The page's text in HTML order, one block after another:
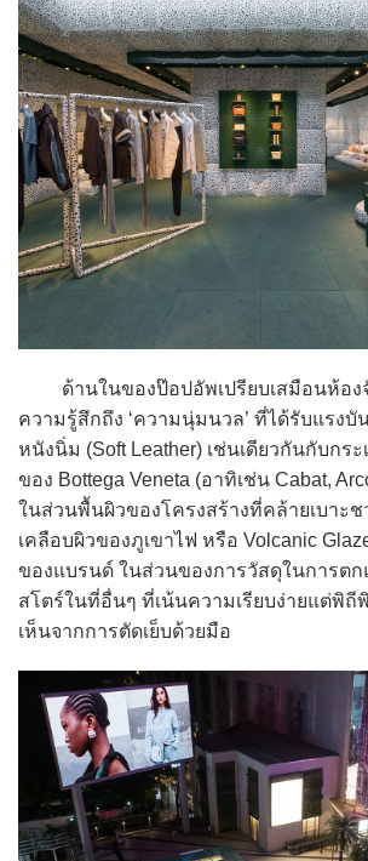
ด้านในของป๊อปอัพเปรียบเสมือนห้อง
ความรู้สึกถึง ‘ความนุ่มนวล’ ที่ได้รับแรงบั
หนังนิ่ม (Soft Leather) เช่นเดียวกันกับกร
ของ Bottega Veneta (อาทิเช่น Cabat,
ในส่วนพื้นผิวของโครงสร้างที่คล้ายเบาะ
เคลือบผิวของภูเขาไฟ หรือ Volcanic
ของแบรนด์ ในส่วนของการวัสดุในการตก
สโตร์ในที่อื่นๆ ที่เน้นความเรียบง่ายแต่พิ
เห็นจากการตัดเย็บด้วยมือ